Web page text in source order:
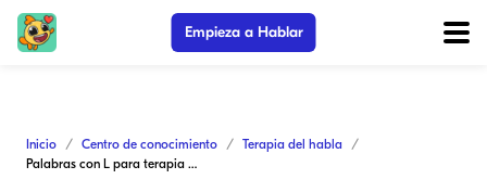
Empieza a Hablar
Inicio Centro de conocimiento
Terapia del habla
Palabras con L para terapia de lenguaje: Listas y consejos